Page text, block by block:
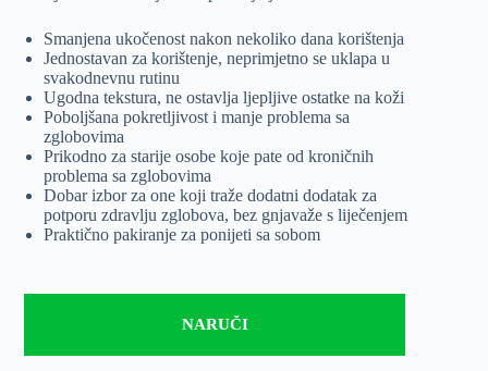
Smanjena ukočenost nakon nekoliko dana korištenja
Jednostavan za korištenje, neprimjetno se uklapa u
svakodnevnu rutinu
Ugodna tekstura, ne ostavlja ljepljive ostatke na koži
Poboljšana pokretljivost i manje problema sa
zglobovima
Prikodno za starije osobe koje pate od kroničnih
problema sa zglobovima
Dobar izbor za one koji traže dodatni dodatak za
potporu zdravlju zglobova, bez gnjavaže s liječenjem
Praktično pakiranje za ponijeti sa sobom
NARUČI